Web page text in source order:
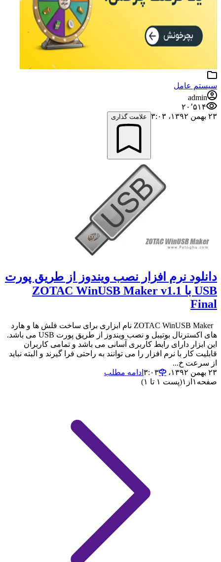
سیستم عامل
admin
۲۰٬۵۱۴
۲۳ بهمن ۱۳۹۲،‏ ۳:۰۳
علامت گذاری
دانلود نرم افزار نصب ویندوز از طریق پورت
USB با ZOTAC WinUSB Maker v1.1
Final
ZOTAC WinUSB Maker نام ابزاری برای ساخت فلش ها و هارد
های اکسترنال بوتیبل و نصب ویندوز از طریق پورت USB می باشد.
این ابزار دارای رابط کاربری آسانی می باشد و تمامی کاربران
قابلیت کار با نرم افزار را می توانند به راحتی فرا گیرند و البته نباید
از سرعت خ...
۲۳ بهمن ۱۳۹۲،‏ ۳:۰۳
ادامه مطلب
صفحه ۱ از ۱(پست ۱ تا ۱)